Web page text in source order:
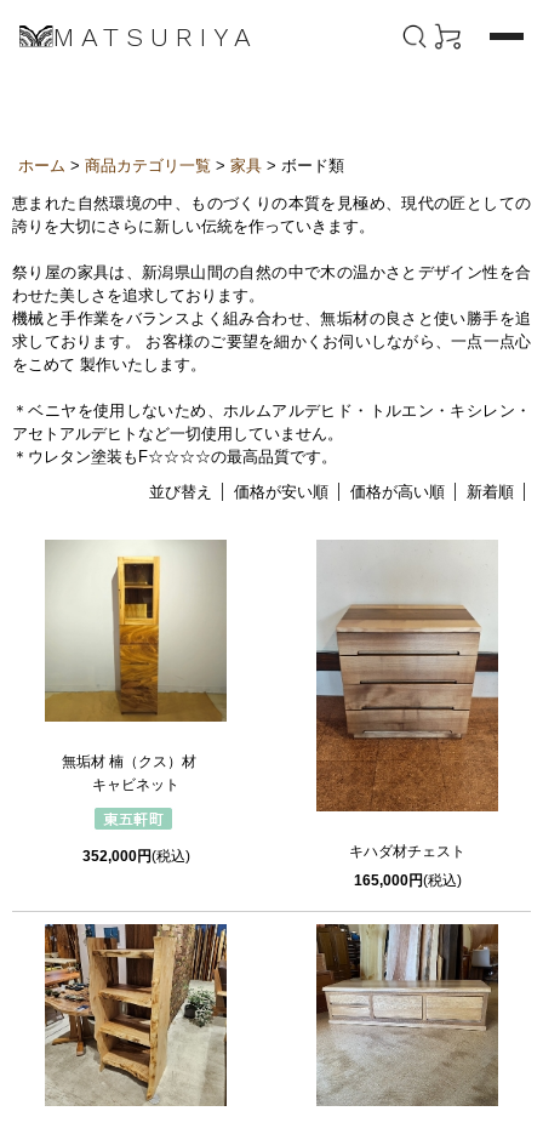
MATSURIYA
ホーム > 商品カテゴリ一覧 > 家具 > ボード類
恵まれた自然環境の中、ものづくりの本質を見極め、現代の匠としての
誇りを大切にさらに新しい伝統を作っていきます。
祭り屋の家具は、新潟県山間の自然の中で木の温かさとデザイン性を合
わせた美しさを追求しております。
機械と手作業をバランスよく組み合わせ、無垢材の良さと使い勝手を追
求しております。 お客様のご要望を細かくお伺いしながら、一点一点心
をこめて 製作いたします。
＊ベニヤを使用しないため、ホルムアルデヒド・トルエン・キシレン・
アセトアルデヒトなど一切使用していません。
＊ウレタン塗装もF☆☆☆☆の最高品質です。
並び替え
価格が安い順 価格が高い順 新着順
無垢材 楠（クス）材
キャビネット
352,000円(税込)
キハダ材チェスト
165,000円(税込)